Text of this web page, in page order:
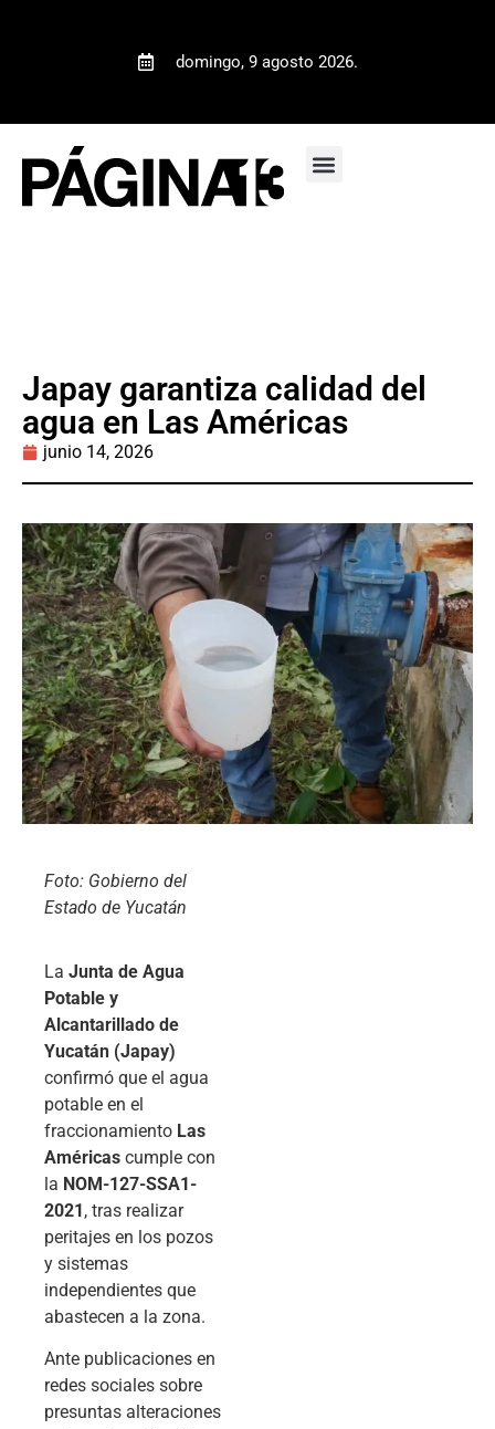
domingo, 9 agosto 2026.
Japay garantiza calidad del
agua en Las Américas
junio 14, 2026
Foto: Gobierno del
Estado de Yucatán
La Junta de Agua
Potable y
Alcantarillado de
Yucatán (Japay)
confirmó que el agua
potable en el
fraccionamiento Las
Américas cumple con
la NOM-127-SSA1-
2021, tras realizar
peritajes en los pozos
y sistemas
independientes que
abastecen a la zona.
Ante publicaciones en
redes sociales sobre
presuntas alteraciones